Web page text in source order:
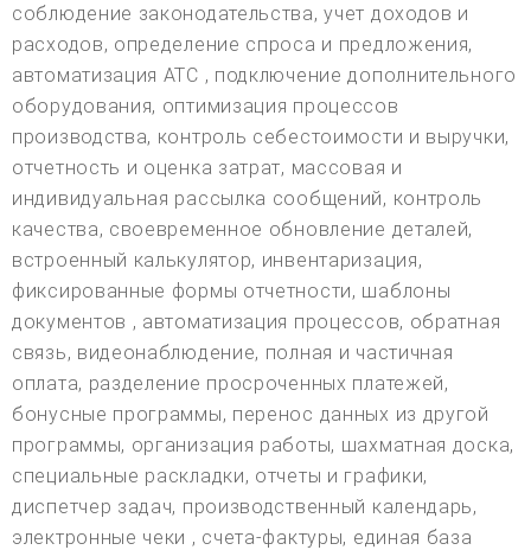
соблюдение законодательства, учет доходов и
расходов, определение спроса и предложения,
автоматизация АТС , подключение дополнительного
оборудования, оптимизация процессов
производства, контроль себестоимости и выручки,
отчетность и оценка затрат, массовая и
индивидуальная рассылка сообщений, контроль
качества, своевременное обновление деталей,
встроенный калькулятор, инвентаризация,
фиксированные формы отчетности, шаблоны
документов , автоматизация процессов, обратная
связь, видеонаблюдение, полная и частичная
оплата, разделение просроченных платежей,
бонусные программы, перенос данных из другой
программы, организация работы, шахматная доска,
специальные раскладки, отчеты и графики,
диспетчер задач, производственный календарь,
электронные чеки , счета-фактуры, единая база